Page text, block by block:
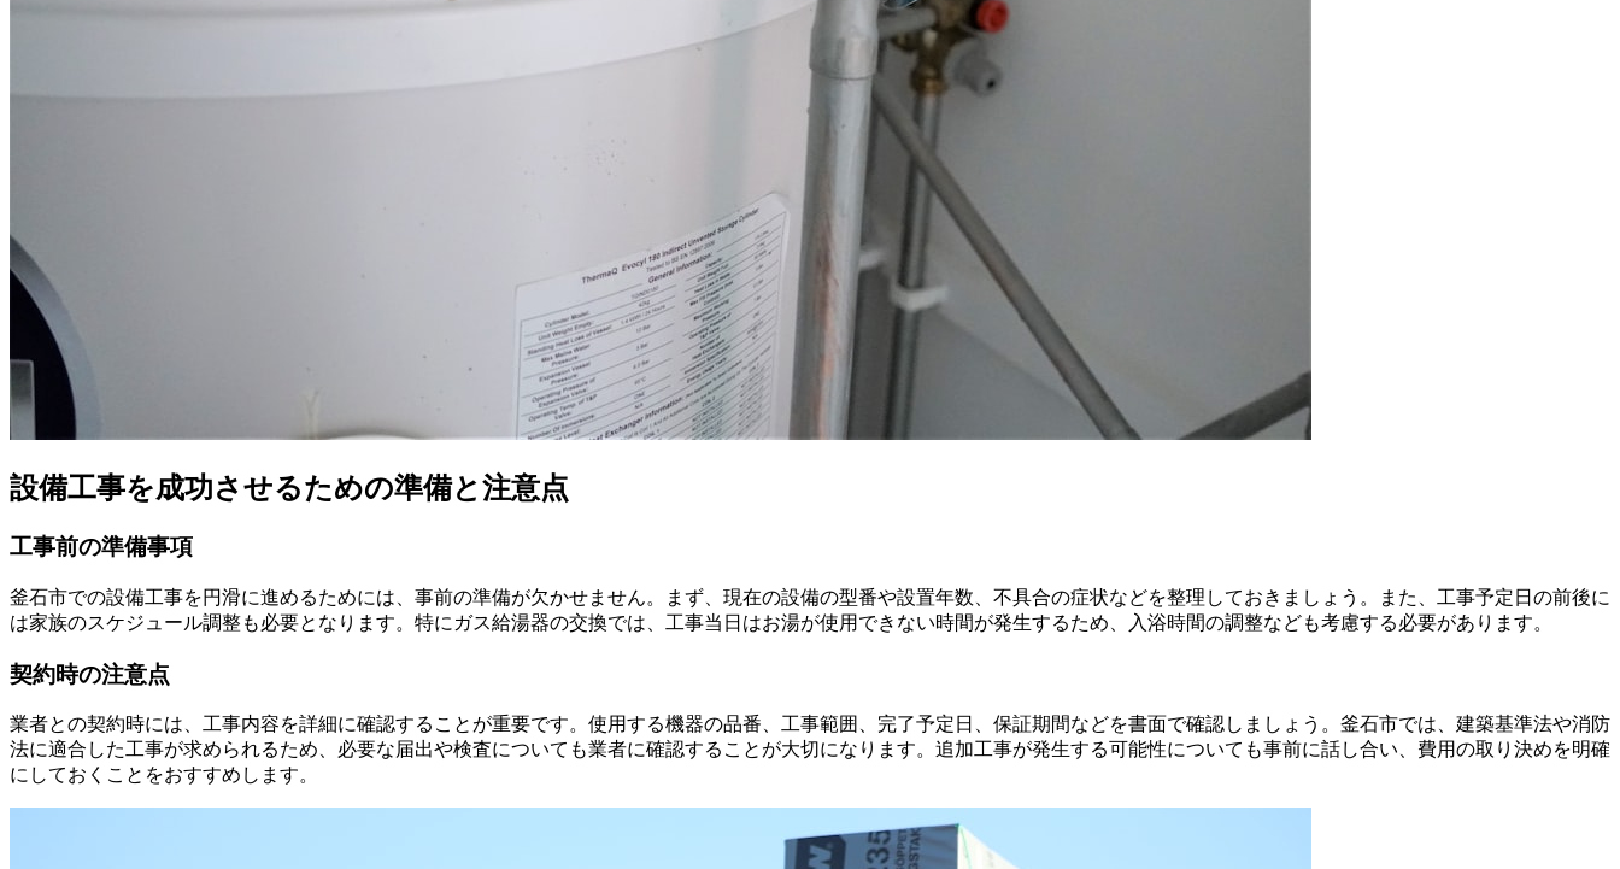
設備工事を成功させるための準備と注意点
工事前の準備事項
釜石市での設備工事を円滑に進めるためには、事前の準備が欠かせません。まず、現在の設備の型番や設置年数、不具合の症状などを整理しておきましょう。また、工事予定日の前後に
は家族のスケジュール調整も必要となります。特にガス給湯器の交換では、工事当日はお湯が使用できない時間が発生するため、入浴時間の調整なども考慮する必要があります。
契約時の注意点
業者との契約時には、工事内容を詳細に確認することが重要です。使用する機器の品番、工事範囲、完了予定日、保証期間などを書面で確認しましょう。釜石市では、建築基準法や消防
法に適合した工事が求められるため、必要な届出や検査についても業者に確認することが大切になります。追加工事が発生する可能性についても事前に話し合い、費用の取り決めを明確
にしておくことをおすすめします。